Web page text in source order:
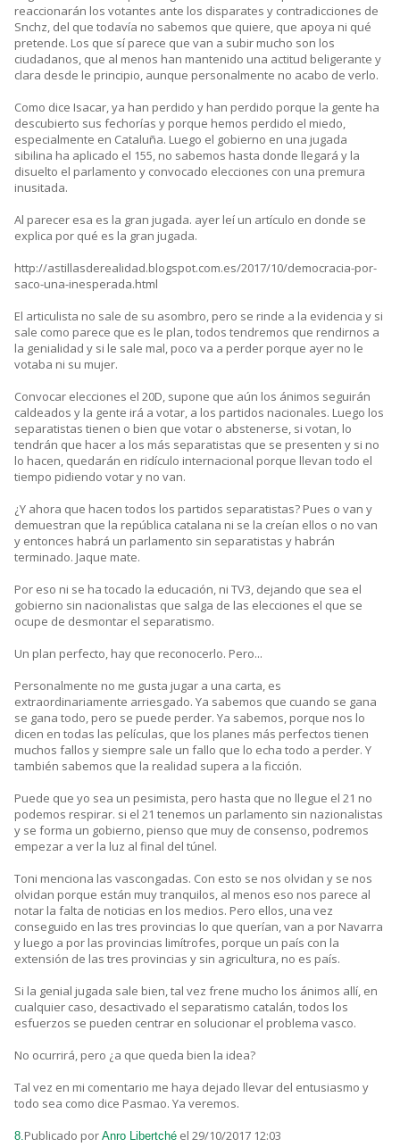
reaccionarán los votantes ante los disparates y contradicciones de
Snchz, del que todavía no sabemos que quiere, que apoya ni qué
pretende. Los que sí parece que van a subir mucho son los
ciudadanos, que al menos han mantenido una actitud beligerante y
clara desde le principio, aunque personalmente no acabo de verlo.
Como dice Isacar, ya han perdido y han perdido porque la gente ha
descubierto sus fechorías y porque hemos perdido el miedo,
especialmente en Cataluña. Luego el gobierno en una jugada
sibilina ha aplicado el 155, no sabemos hasta donde llegará y la
disuelto el parlamento y convocado elecciones con una premura
inusitada.
Al parecer esa es la gran jugada. ayer leí un artículo en donde se
explica por qué es la gran jugada.
http://astillasderealidad.blogspot.com.es/2017/10/democracia-por-
saco-una-inesperada.html
El articulista no sale de su asombro, pero se rinde a la evidencia y si
sale como parece que es le plan, todos tendremos que rendirnos a
la genialidad y si le sale mal, poco va a perder porque ayer no le
votaba ni su mujer.
Convocar elecciones el 20D, supone que aún los ánimos seguirán
caldeados y la gente irá a votar, a los partidos nacionales. Luego los
separatistas tienen o bien que votar o abstenerse, si votan, lo
tendrán que hacer a los más separatistas que se presenten y si no
lo hacen, quedarán en ridículo internacional porque llevan todo el
tiempo pidiendo votar y no van.
¿Y ahora que hacen todos los partidos separatistas? Pues o van y
demuestran que la república catalana ni se la creían ellos o no van
y entonces habrá un parlamento sin separatistas y habrán
terminado. Jaque mate.
Por eso ni se ha tocado la educación, ni TV3, dejando que sea el
gobierno sin nacionalistas que salga de las elecciones el que se
ocupe de desmontar el separatismo.
Un plan perfecto, hay que reconocerlo. Pero...
Personalmente no me gusta jugar a una carta, es
extraordinariamente arriesgado. Ya sabemos que cuando se gana
se gana todo, pero se puede perder. Ya sabemos, porque nos lo
dicen en todas las películas, que los planes más perfectos tienen
muchos fallos y siempre sale un fallo que lo echa todo a perder. Y
también sabemos que la realidad supera a la ficción.
Puede que yo sea un pesimista, pero hasta que no llegue el 21 no
podemos respirar. si el 21 tenemos un parlamento sin nazionalistas
y se forma un gobierno, pienso que muy de consenso, podremos
empezar a ver la luz al final del túnel.
Toni menciona las vascongadas. Con esto se nos olvidan y se nos
olvidan porque están muy tranquilos, al menos eso nos parece al
notar la falta de noticias en los medios. Pero ellos, una vez
conseguido en las tres provincias lo que querían, van a por Navarra
y luego a por las provincias limítrofes, porque un país con la
extensión de las tres provincias y sin agricultura, no es país.
Si la genial jugada sale bien, tal vez frene mucho los ánimos allí, en
cualquier caso, desactivado el separatismo catalán, todos los
esfuerzos se pueden centrar en solucionar el problema vasco.
No ocurrirá, pero ¿a que queda bien la idea?
Tal vez en mi comentario me haya dejado llevar del entusiasmo y
todo sea como dice Pasmao. Ya veremos.
8.Publicado por Anro Libertché el 29/10/2017 12:03